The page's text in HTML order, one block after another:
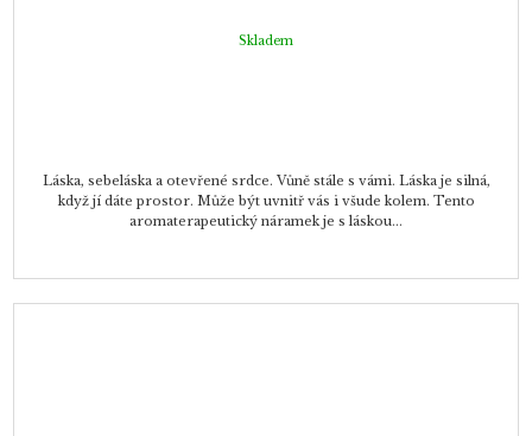
Skladem
Láska, sebeláska a otevřené srdce. Vůně stále s vámi. Láska je silná,
když jí dáte prostor. Může být uvnitř vás i všude kolem. Tento
aromaterapeutický náramek je s láskou...